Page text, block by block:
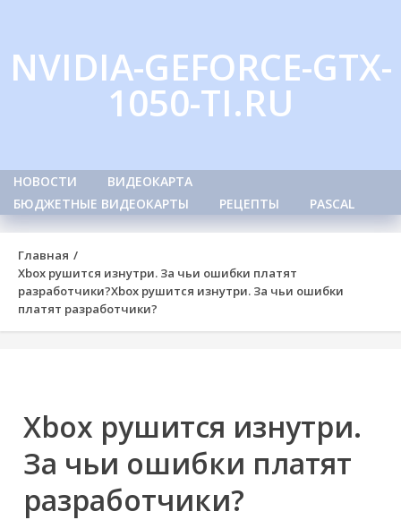
content
NVIDIA-GEFORCE-GTX-
1050-TI.RU
НОВОСТИ
ВИДЕОКАРТА
БЮДЖЕТНЫЕ ВИДЕОКАРТЫ
РЕЦЕПТЫ PASCAL
Главная
Xbox рушится изнутри. За чьи ошибки платят
разработчики?Xbox рушится изнутри. За чьи ошибки
платят разработчики?
Xbox рушится изнутри.
За чьи ошибки платят
разработчики?